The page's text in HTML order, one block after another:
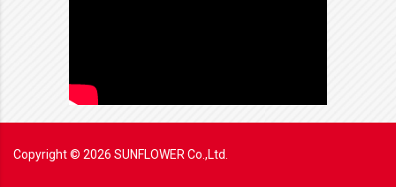
Copyright © 2026 SUNFLOWER Co.,Ltd.